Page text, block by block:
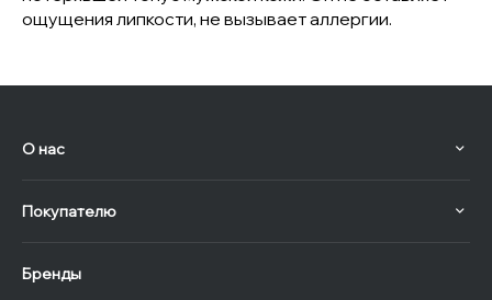
ощущения липкости, не вызывает аллергии.
О нас
Покупателю
Бренды